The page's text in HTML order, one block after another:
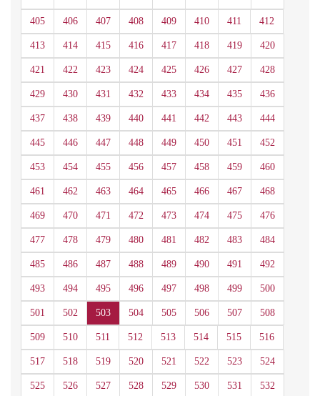
405 406 407 408 409 410 411 412
413 414 415 416 417 418 419 420
421 422 423 424 425 426 427 428
429 430 431 432 433 434 435 436
437 438 439 440 441 442 443 444
445 446 447 448 449 450 451 452
453 454 455 456 457 458 459 460
461 462 463 464 465 466 467 468
469 470 471 472 473 474 475 476
477 478 479 480 481 482 483 484
485 486 487 488 489 490 491 492
493 494 495 496 497 498 499 500
501 502 503 504 505 506 507 508
509 510 511 512 513 514 515 516
517 518 519 520 521 522 523 524
525 526 527 528 529 530 531 532